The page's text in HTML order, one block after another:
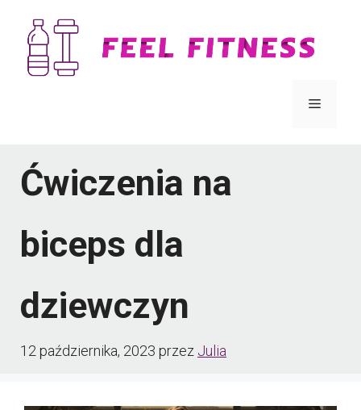
treści
Menu
Ćwiczenia na
biceps dla
dziewczyn
12 października, 2023 przez Julia